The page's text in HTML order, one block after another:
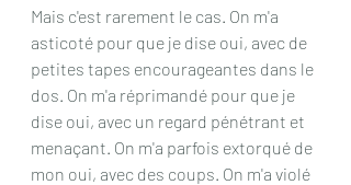
Mais c'est rarement le cas. On m'a
asticoté pour que je dise oui, avec de
petites tapes encourageantes dans le
dos. On m'a réprimandé pour que je
dise oui, avec un regard pénétrant et
menaçant. On m'a parfois extorqué de
mon oui, avec des coups. On m'a violé